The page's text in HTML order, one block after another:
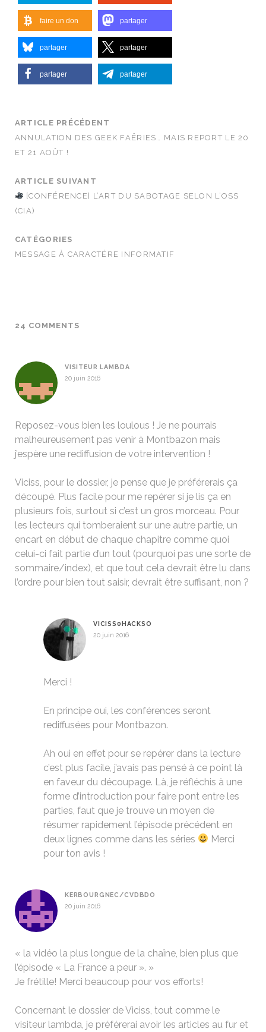
faire un don partager
partager partager
partager partager
ARTICLE PRÉCÉDENT
ANNULATION DES GEEK FAËRIES… MAIS REPORT LE 20
ET 21 AOÛT !
ARTICLE SUIVANT
[CONFÉRENCE] L’ART DU SABOTAGE SELON L’OSS
(CIA)
CATÉGORIES
MESSAGE À CARACTÉRE INFORMATIF
24 COMMENTS
VISITEUR LAMBDA
20 juin 2016
Reposez-vous bien les loulous ! Je ne pourrais
malheureusement pas venir à Montbazon mais
j’espère une rediffusion de votre intervention !
Viciss, pour le dossier, je pense que je préférerais ça
découpé. Plus facile pour me repérer si je lis ça en
plusieurs fois, surtout si c’est un gros morceau. Pour
les lecteurs qui tomberaient sur une autre partie, un
encart en début de chaque chapitre comme quoi
celui-ci fait partie d’un tout (pourquoi pas une sorte de
sommaire/index), et que tout cela devrait être lu dans
l’ordre pour bien tout saisir, devrait être suffisant, non ?
VICISS0HACKSO
20 juin 2016
Merci !
En principe oui, les conférences seront
rediffusées pour Montbazon.
Ah oui en effet pour se repérer dans la lecture
c’est plus facile, j’avais pas pensé à ce point là
en faveur du découpage. Là, je réfléchis à une
forme d’introduction pour faire pont entre les
parties, faut que je trouve un moyen de
résumer rapidement l’épisode précédent en
deux lignes comme dans les séries
Merci
pour ton avis !
KERBOURGNEC/CVDBDO
20 juin 2016
« la vidéo la plus longue de la chaîne, bien plus que
l’épisode « La France a peur ». »
Je frétille! Merci beaucoup pour vos efforts!
Concernant le dossier de Viciss, tout comme le
visiteur lambda, je préférerai avoir les articles au fur et